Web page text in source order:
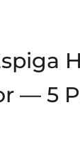
— 5